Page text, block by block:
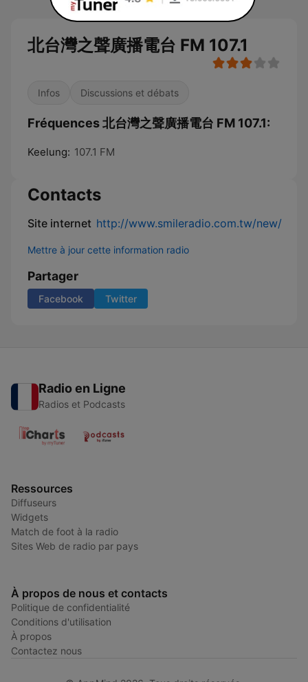
北台灣之聲廣播電台 FM 107.1
Infos Discussions et débats
Fréquences 北台灣之聲廣播電台 FM 107.1:
Keelung: 107.1 FM
Contacts
Site internet http://www.smileradio.com.tw/new/
Mettre à jour cette information radio
Partager
Facebook Twitter
Radio en Ligne
Radios et Podcasts
Ressources
Diffuseurs
Widgets
Match de foot à la radio
Sites Web de radio par pays
À propos de nous et contacts
Politique de confidentialité
Conditions d'utilisation
À propos
Contactez nous